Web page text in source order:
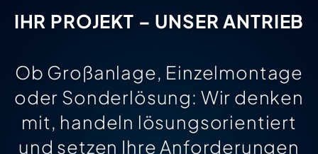
IHR PROJEKT – UNSER ANTRIEB
Ob Großanlage, Einzelmontage
oder Sonderlösung: Wir denken
mit, handeln lösungsorientiert
und setzen Ihre Anforderungen